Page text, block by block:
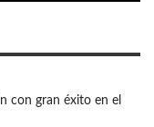
con gran éxito en el